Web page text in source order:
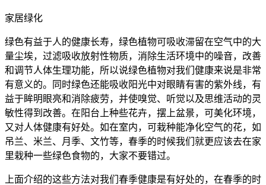
家居绿化
绿色有益于人的健康长寿，绿色植物可吸收滞留在空气中的大
量尘埃，过滤吸收放射性物质，消除生活环境中的噪音，改善
和调节人体生理功能，所以说绿色植物对我们健康来说是非常
有意义的。同时绿色还能吸收阳光中对眼睛有害的紫外线，有
益于眸明眼亮和消除疲劳，并使嗅觉、听觉以及思维活动的灵
敏性得到改善。在阳台上种些花卉，摆上盆景，可美化环境，
又对人体健康有好处。如在室内，可栽种能净化空气的花，如
吊兰、米兰、月季、文竹等，春季的时候我们就更应该去在家
里栽种一些绿色食物的，大家不要错过。
上面介绍的这些方法对我们春季健康是有好处的，在春季的时